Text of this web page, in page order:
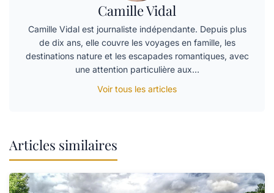
Camille Vidal
Camille Vidal est journaliste indépendante. Depuis plus
de dix ans, elle couvre les voyages en famille, les
destinations nature et les escapades romantiques, avec
une attention particulière aux…
Voir tous les articles
Articles similaires